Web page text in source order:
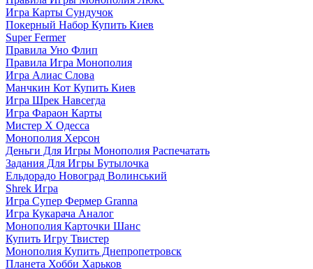
Игра Карты Сундучок
Покерный Набор Купить Киев
Super Fermer
Правила Уно Флип
Правила Игра Монополия
Игра Алиас Слова
Манчкин Кот Купить Киев
Игра Шрек Навсегда
Игра Фараон Карты
Мистер Х Одесса
Монополия Херсон
Деньги Для Игры Монополия Распечатать
Задания Для Игры Бутылочка
Ельдорадо Новоград Волинський
Shrek Игра
Игра Супер Фермер Granna
Игра Кукарача Аналог
Монополия Карточки Шанс
Купить Игру Твистер
Монополия Купить Днепропетровск
Планета Хобби Харьков